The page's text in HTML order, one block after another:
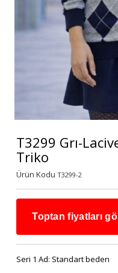
T3299 Grı-
Triko
Ürün Kodu T3299-2
Toptan fiyatları
Seri 1 Ad: Standart beden